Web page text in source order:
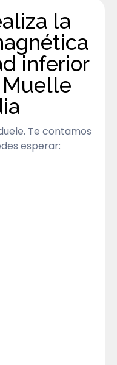
la
inferior
Muelle
Te contamos
esperar: